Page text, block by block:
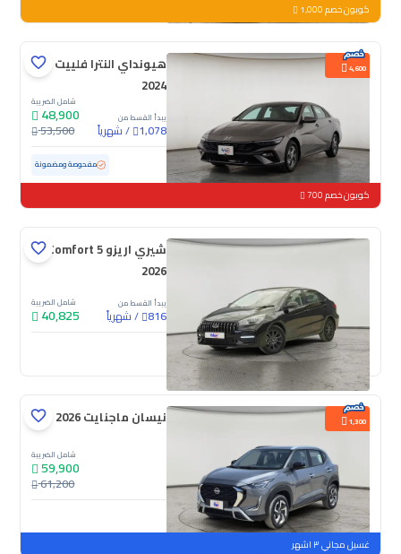
كوبون خصم 1,000
4,600
هيونداي النترا فلييت
2024
يبدأ القسط من
1,078
/شهرياً
شامل الضريبة
48,900
53,500
مستعملة 76,154 كم مفحوصة ومضمونة
كوبون خصم 700
شيري اريزو 5 Comfort
2026
يبدأ القسط من
816
/شهرياً
شامل الضريبة
40,825
جديدة
1,300 نيسان ماجنايت S 2026
شامل الضريبة
59,900
61,200
جديدة
ملوحة
غسيل مجاني ٣ اشهر